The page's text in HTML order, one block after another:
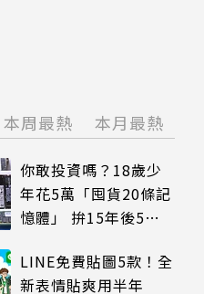
本周最熱 本月最熱
你敢投資嗎？18歲少
年花5萬「囤貨20條記
憶體」 拚15年後5倍
LINE免費貼圖5款！全
新表情貼爽用半年